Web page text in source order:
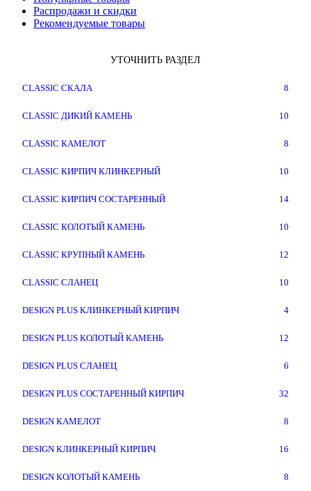
Распродажи и скидки
Рекомендуемые товары
УТОЧНИТЬ РАЗДЕЛ
CLASSIC СКАЛА 8
CLASSIC ДИКИЙ КАМЕНЬ 10
CLASSIC КАМЕЛОТ 8
CLASSIC КИРПИЧ КЛИНКЕРНЫЙ 10
CLASSIC КИРПИЧ СОСТАРЕННЫЙ 14
CLASSIC КОЛОТЫЙ КАМЕНЬ 10
CLASSIC КРУПНЫЙ КАМЕНЬ 12
CLASSIC СЛАНЕЦ 10
DESIGN PLUS КЛИНКЕРНЫЙ КИРПИЧ 4
DESIGN PLUS КОЛОТЫЙ КАМЕНЬ 12
DESIGN PLUS СЛАНЕЦ 6
DESIGN PLUS СОСТАРЕННЫЙ КИРПИЧ 32
DESIGN КАМЕЛОТ 8
DESIGN КЛИНКЕРНЫЙ КИРПИЧ 16
DESIGN КОЛОТЫЙ КАМЕНЬ 8